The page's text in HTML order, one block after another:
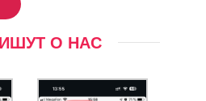
О НАС